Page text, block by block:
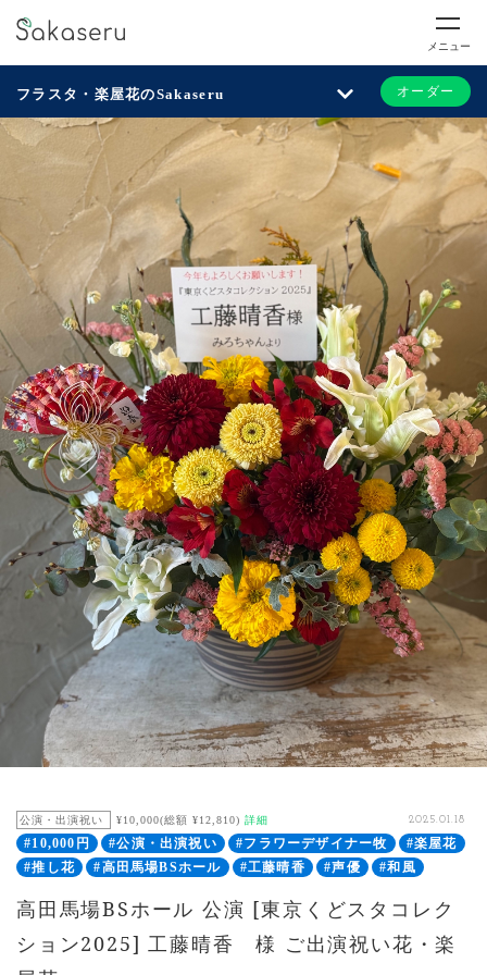
メニュー
フラスタ・楽屋花のSakaseru オーダー
公演・出演祝い ¥10,000(総額 ¥12,810) 詳細 2025.01.18
#10,000円 #公演・出演祝い #フラワーデザイナー牧
#楽屋花
#推し花
#高田馬場BSホール #工藤晴香 #声優 #和風
高田馬場BSホール 公演 [東京くどスタコレク
ション2025] 工藤晴香 様 ご出演祝い花・楽